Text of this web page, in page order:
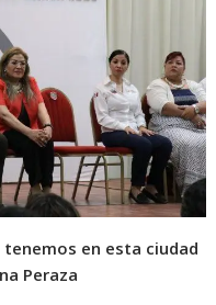
en esta ciudad
Peraza